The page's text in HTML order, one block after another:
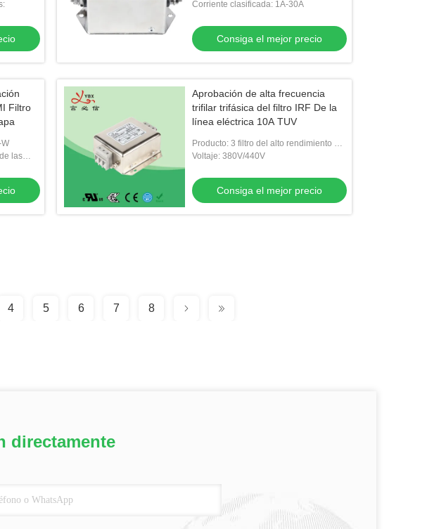
Corriente clasificada: 1A-30A
Consiga el mejor precio
Filtro
las
Aprobación de alta frecuencia
trifilar trifásica del filtro IRF De la
línea eléctrica 10A TUV
Producto: 3 filtro del alto rendimiento del
alambre de la fase 3
Voltaje: 380V/440V
Consiga el mejor precio
4 5 6 7 8
directamente